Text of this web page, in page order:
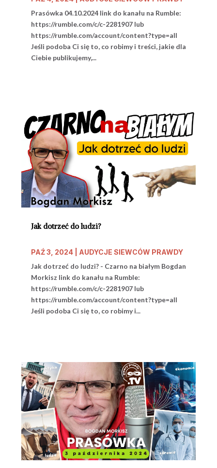
Prasówka 04.10.2024 link do kanału na Rumble:
https://rumble.com/c/c-2281907 lub
https://rumble.com/account/content?type=all
Jeśli podoba Ci się to, co robimy i treści, jakie dla
Ciebie publikujemy,...
Jak dotrzeć do ludzi?
PAŹ 3, 2024| AUDYCJE SIEWCÓW PRAWDY
Jak dotrzeć do ludzi? - Czarno na białym Bogdan
Morkisz link do kanału na Rumble:
https://rumble.com/c/c-2281907 lub
https://rumble.com/account/content?type=all
Jeśli podoba Ci się to, co robimy i...